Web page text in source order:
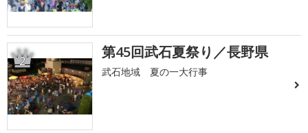
2 第45回武石夏祭り／長野県
武石地域 夏の一大行事